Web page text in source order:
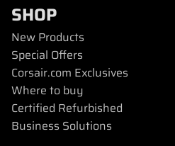
SHOP
New Products
Special Offers
Corsair.com Exclusives
Where to buy
Certified Refurbished
Business Solutions